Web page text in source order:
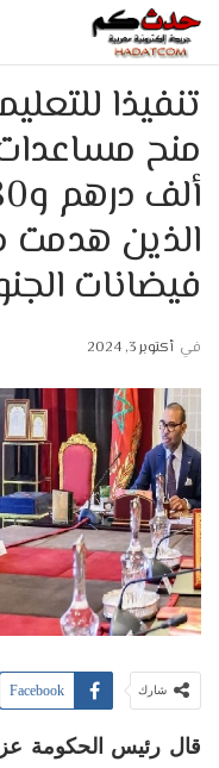
تنفيذا
الذين هدمت
فيضانات
في أكتوبر 3, 2024
شارك Facebook
قال رئيس الحكومة